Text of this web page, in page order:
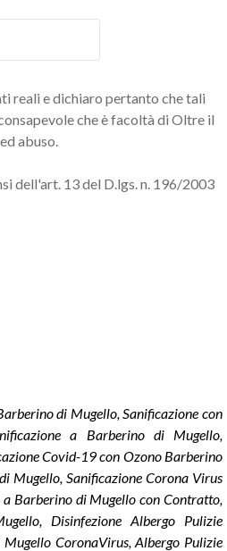
reali e dichiaro pertanto che tali
che è facoltà di Oltre il
abuso.
dell'art. 13 del D.lgs. n. 196/2003
di Mugello, Sanificazione con
a Barberino di Mugello,
Covid-19 con Ozono Barberino
Mugello, Sanificazione Corona Virus
Barberino di Mugello con Contratto,
Disinfezione Albergo Pulizie
CoronaVirus, Albergo Pulizie